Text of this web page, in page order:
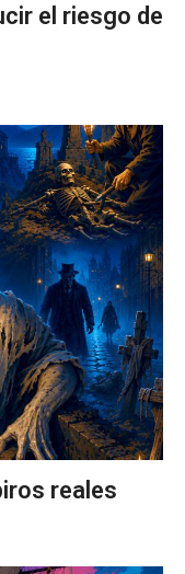
el riesgo de
reales